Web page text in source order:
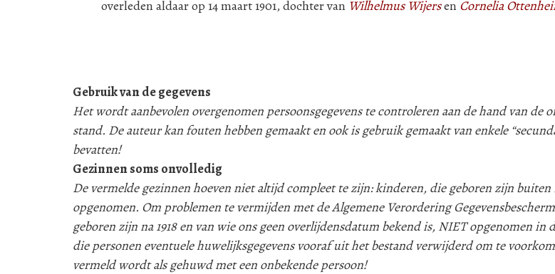
overleden aldaar op 14 maart 1901, dochter van Wilhelmus Wijersen Cornelia
Gebruik van de gegevens
Het wordt aanbevolen overgenomen persoonsgegevens te controleren aan de hand van de
stand. De auteur kan fouten hebben gemaakt en ook is gebruik gemaakt van enkele
bevatten!
Gezinnen soms onvolledig
De vermelde gezinnen hoeven niet altijd compleet te zijn: kinderen, die geboren zijn
opgenomen. Om problemen te vermijden met de Algemene Verordering
geboren zijn na 1918 en van wie ons geen overlijdensdatum bekend is, NIET opgenomen in
die personen eventuele huwelijksgegevens vooraf uit het bestand verwijderd om te
vermeld wordt als gehuwd met een onbekende persoon!